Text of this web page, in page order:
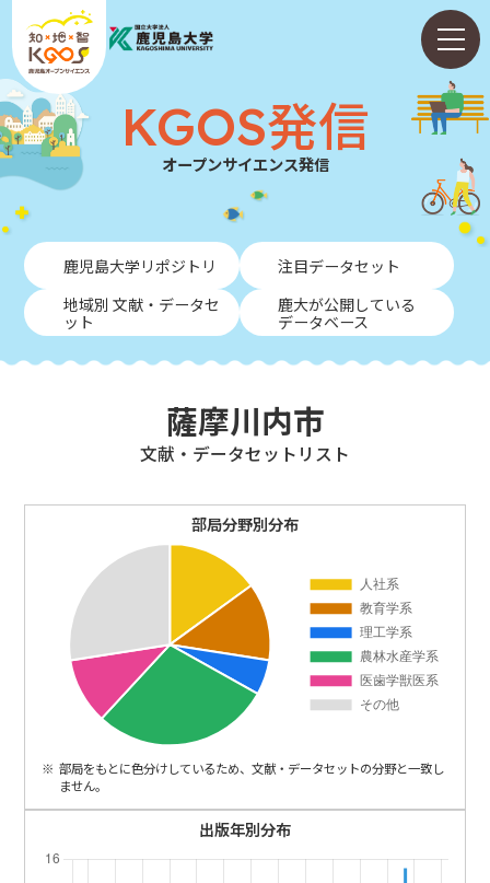
KGOS発信
オープンサイエンス発信
鹿児島大学リポジトリ
注目データセット
地域別 文献・データセ
ット
鹿大が公開している
データベース
薩摩川内市
⽂献・データセットリスト
部局分野別分布
部局をもとに色分けしているため、文献・データセットの分野と一致し
ません。
出版年別分布
ホーム
ABOUT
KGOS発信
NEWS
ENGLISH